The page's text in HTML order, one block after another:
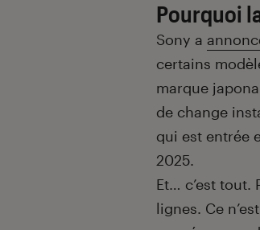
Pourquoi
Sony a
certains
marque
de change
qui est entrée
2025.
Et… c’est tout.
lignes. Ce